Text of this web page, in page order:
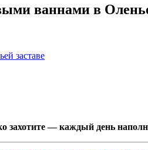
ваннами в
захотите — каждый день